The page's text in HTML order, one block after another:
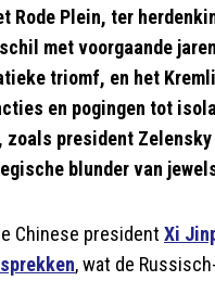
Plein, ter
met voorgaande
triomf, en het
en pogingen tot
president
blunder van
Chinese president Xi
, wat de